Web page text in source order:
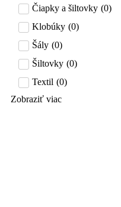
Čiapky a šiltovky (0)
Klobúky (0)
Šály (0)
Šiltovky (0)
Textil (0)
Zobraziť viac